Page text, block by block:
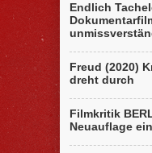
Endlich
Freud (2020)
dreht durch
Filmkritik
Neuauflage